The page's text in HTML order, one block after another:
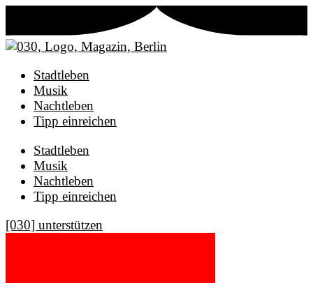
Stadtleben
Musik
Nachtleben
Tipp einreichen
Stadtleben
Musik
Nachtleben
Tipp einreichen
[030] unterstützen